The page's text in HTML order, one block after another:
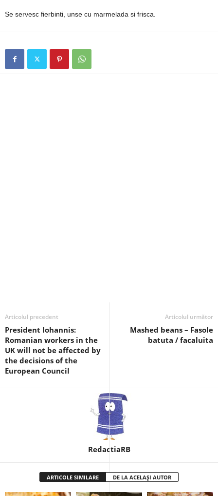
Se servesc fierbinti, unse cu marmelada si frisca.
Articolul precedent
President Iohannis:
Romanian workers in the
UK will not be affected by
the decisions of the
European Council
Articolul următor
Mashed beans – Fasole
batuta / facaluita
RedactiaRB
ARTICOLE SIMILARE DE LA ACELAȘI AUTOR